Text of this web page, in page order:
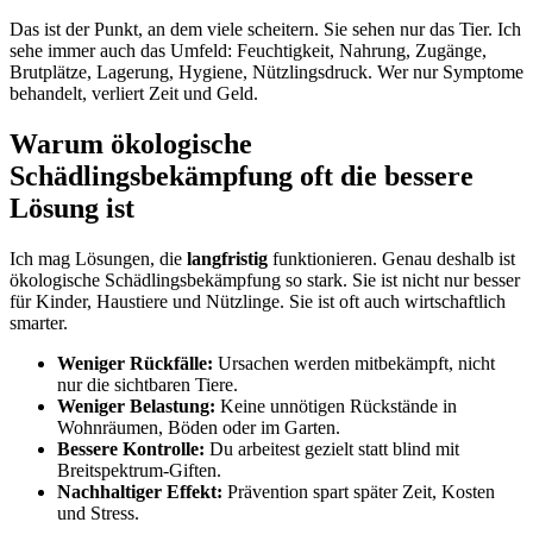
Das ist der Punkt, an dem viele scheitern. Sie sehen nur das Tier. Ich
sehe immer auch das Umfeld: Feuchtigkeit, Nahrung, Zugänge,
Brutplätze, Lagerung, Hygiene, Nützlingsdruck. Wer nur Symptome
behandelt, verliert Zeit und Geld.
Warum ökologische
Schädlingsbekämpfung oft die bessere
Lösung ist
Ich mag Lösungen, die langfristig funktionieren. Genau deshalb ist
ökologische Schädlingsbekämpfung so stark. Sie ist nicht nur besser
für Kinder, Haustiere und Nützlinge. Sie ist oft auch wirtschaftlich
smarter.
Weniger Rückfälle: Ursachen werden mitbekämpft, nicht
nur die sichtbaren Tiere.
Weniger Belastung: Keine unnötigen Rückstände in
Wohnräumen, Böden oder im Garten.
Bessere Kontrolle: Du arbeitest gezielt statt blind mit
Breitspektrum-Giften.
Nachhaltiger Effekt: Prävention spart später Zeit, Kosten
und Stress.